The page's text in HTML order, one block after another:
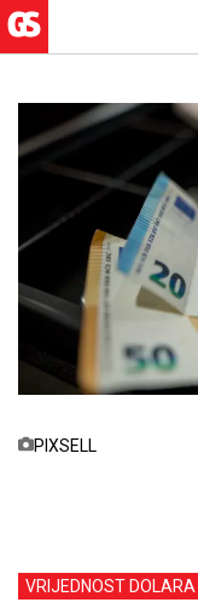
PIXSELL
VRIJEDNOST